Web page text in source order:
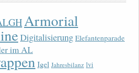
Armorial
Digitalisierung Elefantenparade
im AL
Igel Jahresbilanz lvi